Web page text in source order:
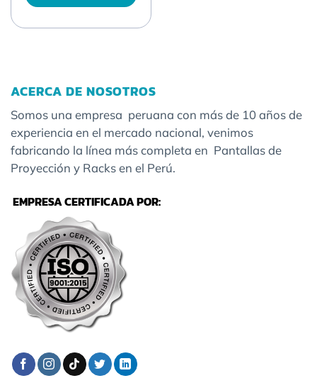
ACERCA DE NOSOTROS
Somos una empresa peruana con más de 10 años de
experiencia en el mercado nacional, venimos
fabricando la línea más completa en Pantallas de
Proyección y Racks en el Perú.
EMPRESA CERTIFICADA POR: